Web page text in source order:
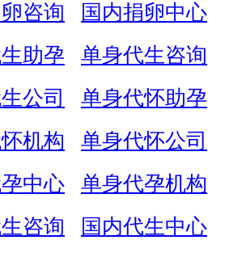
咨询
国内捐卵中心
助孕
单身代生咨询
公司
单身代怀助孕
机构
单身代怀公司
中心
单身代孕机构
咨询
国内代生中心